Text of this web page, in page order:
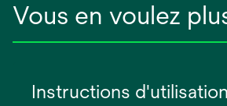
Vous en voulez
Instructions d'utilisation